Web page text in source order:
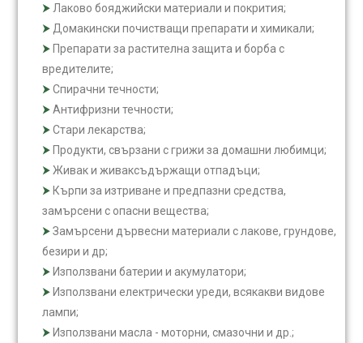
Лаково бояджийски материали и покрития;
Домакински почистващи препарати и химикали;
Препарати за растителна защита и борба с
вредителите;
Спирачни течности;
Антифризни течности;
Стари лекарства;
Продукти, свързани с грижи за домашни любимци;
Живак и живаксъдържащи отпадъци;
Кърпи за изтриване и предпазни средства,
замърсени с опасни вещества;
Замърсени дървесни материали с лакове, грундове,
безири и др;
Използвани батерии и акумулатори;
Използвани електрически уреди, всякакви видове
лампи;
Използвани масла - моторни, смазочни и др.;